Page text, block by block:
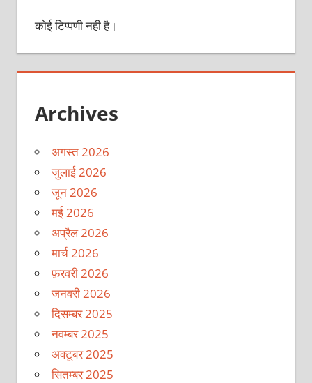
कोई टिप्पणी नही है।
Archives
अगस्त 2026
जुलाई 2026
जून 2026
मई 2026
अप्रैल 2026
मार्च 2026
फ़रवरी 2026
जनवरी 2026
दिसम्बर 2025
नवम्बर 2025
अक्टूबर 2025
सितम्बर 2025